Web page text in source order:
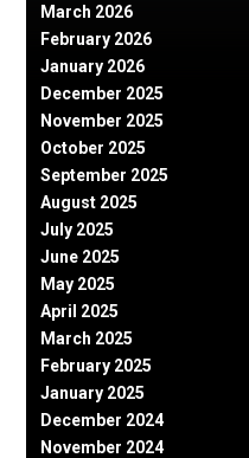
March 2026
February 2026
January 2026
December 2025
November 2025
October 2025
September 2025
August 2025
July 2025
June 2025
May 2025
April 2025
March 2025
February 2025
January 2025
December 2024
November 2024